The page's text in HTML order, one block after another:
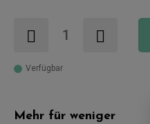
Verfügbar
Mehr für weniger